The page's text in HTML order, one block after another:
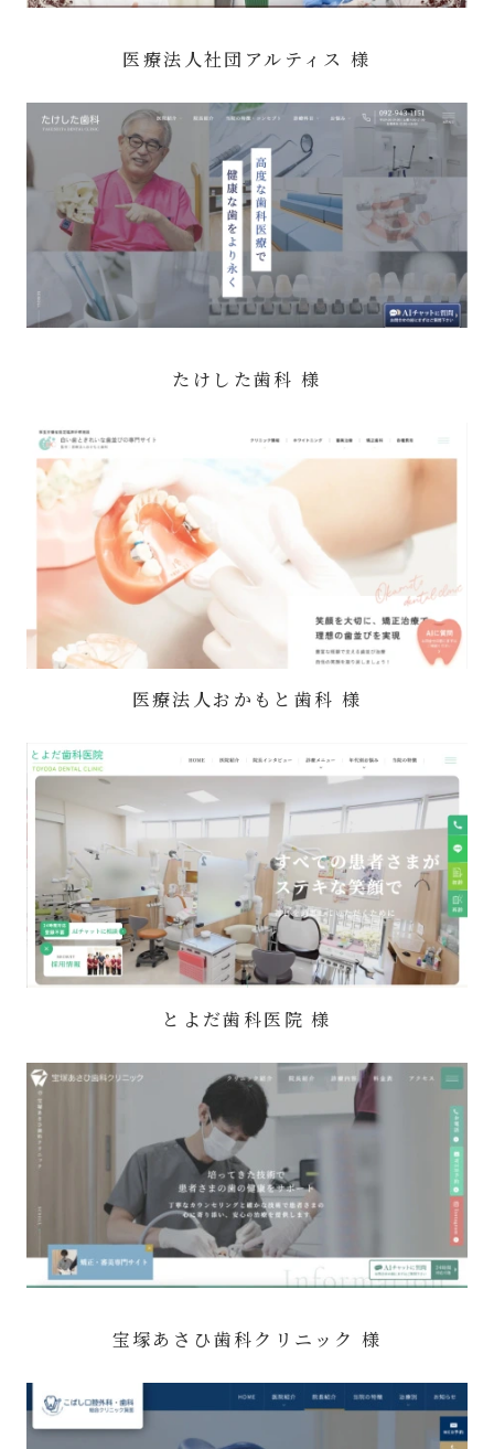
医療法人社団アルティス 様
たけした歯科 様
医療法人おかもと歯科 様
とよだ歯科医院 様
宝塚あさひ歯科クリニック 様